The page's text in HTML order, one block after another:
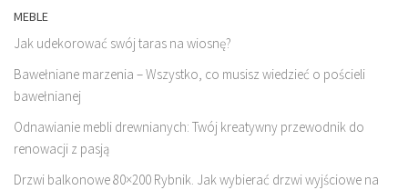
MEBLE
Jak udekorować swój taras na wiosnę?
Bawełniane marzenia – Wszystko, co musisz wiedzieć o pościeli
bawełnianej
Odnawianie mebli drewnianych: Twój kreatywny przewodnik do
renowacji z pasją
Drzwi balkonowe 80×200 Rybnik. Jak wybierać drzwi wyjściowe na